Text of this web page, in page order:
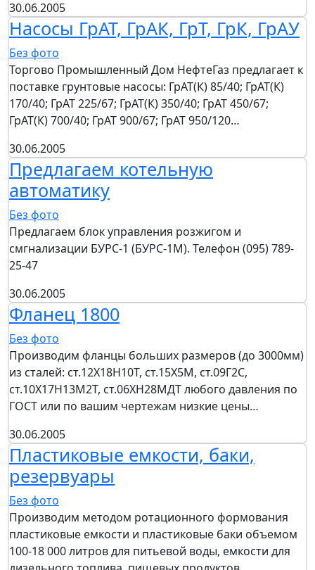
30.06.2005
Насосы ГрАТ, ГрАК, ГрТ, ГрК, ГрАУ
Без фото
Торгово Промышленный Дом НефтеГаз предлагает к
поставке грунтовые насосы: ГрАТ(К) 85/40; ГрАТ(К)
170/40; ГрАТ 225/67; ГрАТ(К) 350/40; ГрАТ 450/67;
ГрАТ(К) 700/40; ГрАТ 900/67; ГрАТ 950/120…
30.06.2005
Предлагаем котельную
автоматику
Без фото
Предлагаем блок управления розжигом и
смгнализации БУРС-1 (БУРС-1М). Телефон (095) 789-
25-47
30.06.2005
Фланец 1800
Без фото
Производим фланцы больших размеров (до 3000мм)
из сталей: ст.12Х18Н10Т, ст.15Х5М, ст.09Г2С,
ст.10Х17Н13М2Т, ст.06ХН28МДТ любого давления по
ГОСТ или по вашим чертежам низкие цены…
30.06.2005
Пластиковые емкости, баки,
резервуары
Без фото
Производим методом ротационного формования
пластиковые емкости и пластиковые баки объемом
100-18 000 литров для питьевой воды, емкости для